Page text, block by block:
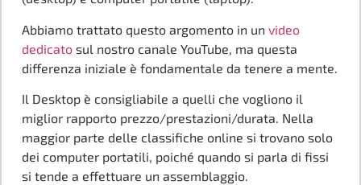
Abbiamo trattato questo argomento in un video
dedicato sul nostro canale YouTube, ma questa
differenza iniziale è fondamentale da tenere a mente.
Il Desktop è consigliabile a quelli che vogliono il
miglior rapporto prezzo/prestazioni/durata. Nella
maggior parte delle classifiche online si trovano solo
dei computer portatili, poiché quando si parla di fissi
si tende a effettuare un assemblaggio.